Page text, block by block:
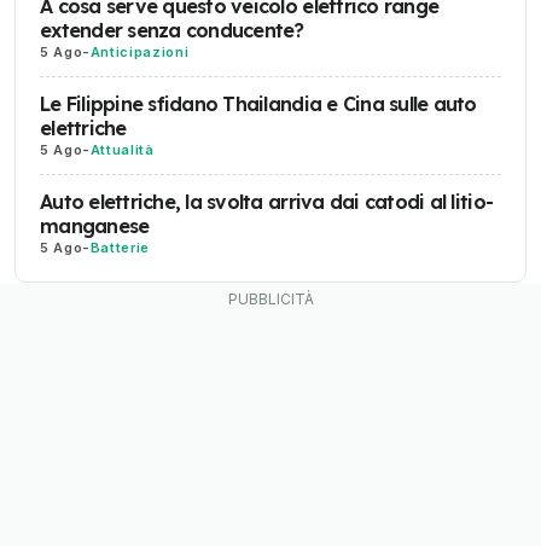
A cosa serve questo veicolo elettrico range
extender senza conducente?
5 Ago-Anticipazioni
Le Filippine sfidano Thailandia e Cina sulle auto
elettriche
5 Ago-Attualità
Auto elettriche, la svolta arriva dai catodi al litio-
manganese
5 Ago-Batterie